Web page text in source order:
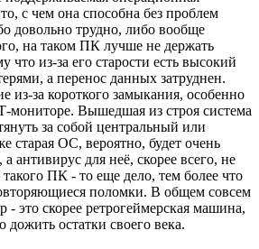
с чем она способна без проблем
довольно трудно, либо вообще
на таком ПК лучше не держать
из-за его старости есть высокий
а перенос данных затруднен.
из-за короткого замыкания, особенно
мониторе. Вышедшая из строя система
за собой центральный или
старая ОС, вероятно, будет очень
антивирус для неё, скорее всего, не
ПК - то еще дело, тем более что
поломки. В общем совсем
- это скорее ретрогеймерская машина,
дожить остатки своего века.